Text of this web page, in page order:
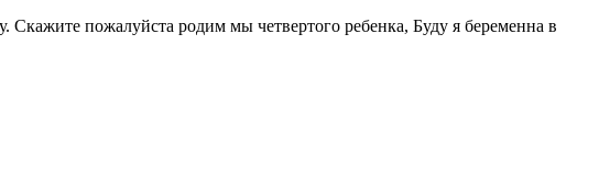
пожалуйста родим мы четвертого ребенка, Буду я беременна в